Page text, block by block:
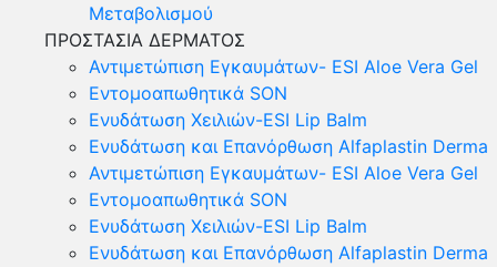
Μεταβολισμού
ΠΡΟΣΤΑΣΙΑ ΔΕΡΜΑΤΟΣ
Αντιμετώπιση Εγκαυμάτων- ESI Aloe Vera Gel
Εντομοαπωθητικά SON
Ενυδάτωση Χειλιών-ESI Lip Balm
Ενυδάτωση και Επανόρθωση Alfaplastin Derma
Αντιμετώπιση Εγκαυμάτων- ESI Aloe Vera Gel
Εντομοαπωθητικά SON
Ενυδάτωση Χειλιών-ESI Lip Balm
Ενυδάτωση και Επανόρθωση Alfaplastin Derma